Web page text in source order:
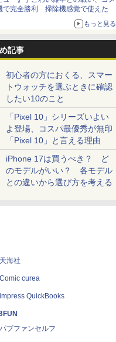
で完全勝利 掃除機感覚で使えた
もっと見る
記事
初心者の方におくる、スマー
トウォッチを選ぶときに確認
したい10のこと
「Pixel 10」シリーズいよい
よ登場、コスパ最優秀が無印
「Pixel 10」と言える理由
iPhone 17は買うべき？ ど
のモデルがいい？ 各モデル
との違いから選び方を考える
天海社
Comic curea
impress QuickBooks
パブファンセルフ